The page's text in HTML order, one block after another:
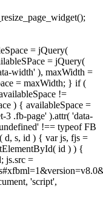
= jQuery(
= jQuery(
width' ), maxWidth =
= maxWidth; } if (
!=
) { availableSpace =
.fb-page' ).attr( 'data-
!== typeof FB
s, id ) { var js, fjs =
id ) ) {
js.src =
'script',